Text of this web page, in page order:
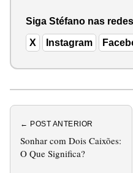
Siga Stéfano nas
X Instagram
← POST ANTERIOR
Sonhar com Dois Caixões:
O Que Significa?